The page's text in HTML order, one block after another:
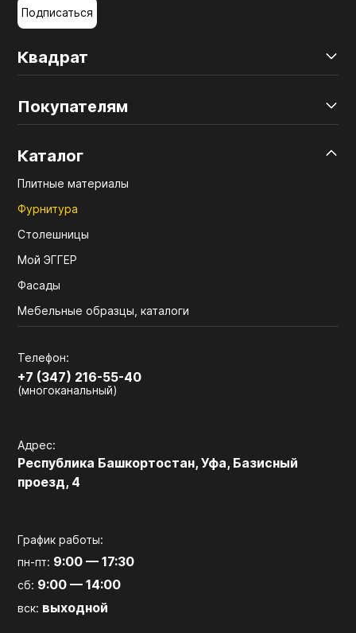
Квадрат
Покупателям
Каталог
Плитные материалы
Фурнитура
Столешницы
Мой ЭГГЕР
Фасады
Мебельные образцы, каталоги
Телефон:
+7 (347) 216-55-40
(многоканальный)
Адрес:
Республика Башкортостан, Уфа, Базисный
проезд, 4
График работы:
пн-пт: 9:00 — 17:30
сб: 9:00 — 14:00
вск: выходной
Подписаться